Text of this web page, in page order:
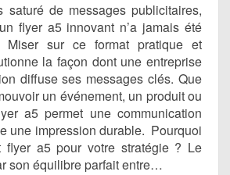
saturé de messages publicitaires,
flyer a5 innovant n’a jamais été
Miser sur ce format pratique et
la façon dont une entreprise
diffuse ses messages clés. Que
un événement, un produit ou
a5 permet une communication
une impression durable. Pourquoi
flyer a5 pour votre stratégie ? Le
son équilibre parfait entre…